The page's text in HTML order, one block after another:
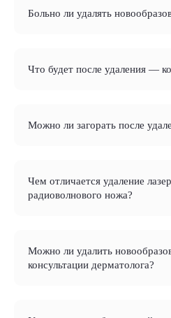
Больно ли удалять
Что будет после удаления —
Можно ли загорать после
Чем отличается удаление
радиоволнового ножа?
Можно ли удалить
консультации дерматолога?